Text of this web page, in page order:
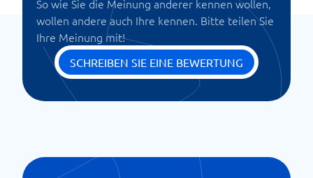
So wie Sie die Meinung anderer kennen wollen,
wollen andere auch Ihre kennen. Bitte teilen Sie
Ihre Meinung mit!
SCHREIBEN SIE EINE BEWERTUNG